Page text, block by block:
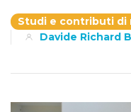
Studi e contributi di
Davide Richard